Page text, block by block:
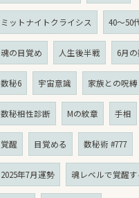
ミットナイトクライシス 40〜50
魂の目覚め 人生後半戦 6月
数秘6 宇宙意識 家族との呪縛
数秘相性診断 Mの紋章 手相
覚醒 目覚める 数秘術 #777
2025年7月運勢 魂レベルで覚醒す